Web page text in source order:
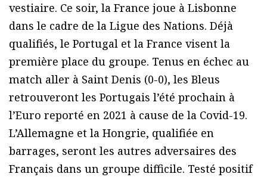
vestiaire. Ce soir, la France joue à Lisbonne
dans le cadre de la Ligue des Nations. Déjà
qualifiés, le Portugal et la France visent la
première place du groupe. Tenus en échec au
match aller à Saint Denis (0-0), les Bleus
retrouveront les Portugais l’été prochain à
l’Euro reporté en 2021 à cause de la Covid-19.
L’Allemagne et la Hongrie, qualifiée en
barrages, seront les autres adversaires des
Français dans un groupe difficile. Testé positif